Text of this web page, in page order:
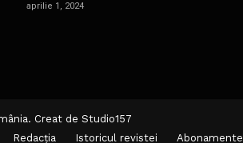
aprilie 1, 2024
Creat de Studio157
Redacția Istoricul revistei Abonamente